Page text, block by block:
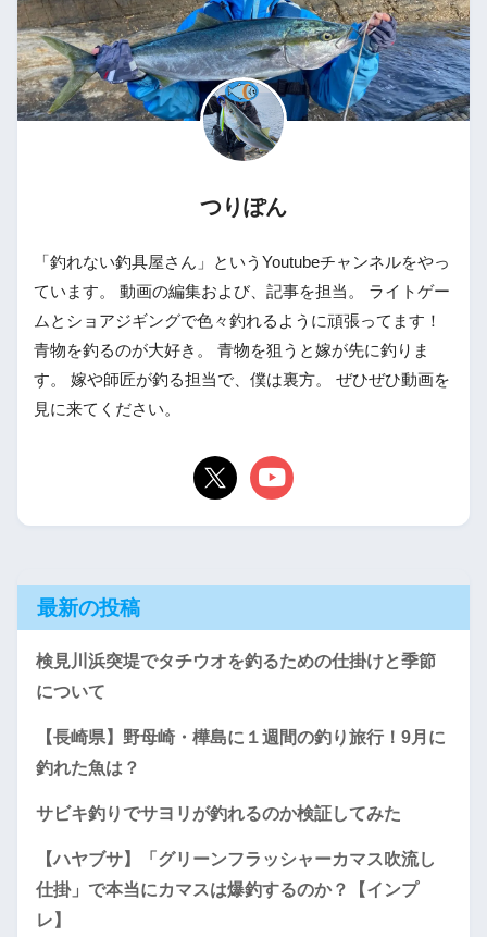
つりぽん
「釣れない釣具屋さん」というYoutubeチャンネルをやっ
ています。 動画の編集および、記事を担当。 ライトゲー
ムとショアジギングで色々釣れるように頑張ってます！
青物を釣るのが大好き。 青物を狙うと嫁が先に釣りま
す。 嫁や師匠が釣る担当で、僕は裏方。 ぜひぜひ動画を
見に来てください。
最新の投稿
検見川浜突堤でタチウオを釣るための仕掛けと季節
について
【長崎県】野母崎・樺島に１週間の釣り旅行！9月に
釣れた魚は？
サビキ釣りでサヨリが釣れるのか検証してみた
【ハヤブサ】「グリーンフラッシャーカマス吹流し
仕掛」で本当にカマスは爆釣するのか？【インプ
レ】